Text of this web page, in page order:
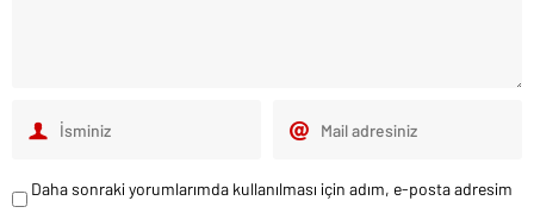
Daha sonraki yorumlarımda kullanılması için adım, e-posta adresim